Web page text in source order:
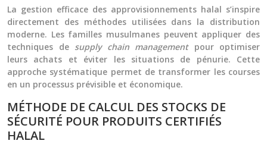
La gestion efficace des approvisionnements halal s’inspire
directement des méthodes utilisées dans la distribution
moderne. Les familles musulmanes peuvent appliquer des
techniques de supply chain management pour optimiser
leurs achats et éviter les situations de pénurie. Cette
approche systématique permet de transformer les courses
en un processus prévisible et économique.
MÉTHODE DE CALCUL DES STOCKS DE
SÉCURITÉ POUR PRODUITS CERTIFIÉS
HALAL